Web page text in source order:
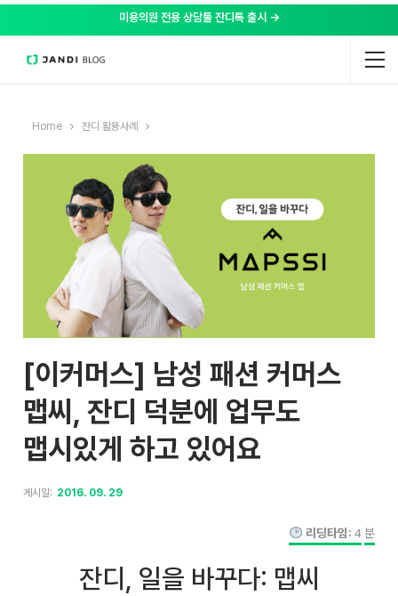
미용의원 전용 상담툴 잔디톡 출시 →
Home 잔디 활용사례
[이커머스] 남성 패션 커머스
맵씨, 잔디 덕분에 업무도
맵시있게 하고 있어요
게시일: 2016. 09. 29
리딩타임: 4 분
잔디, 일을 바꾸다: 맵씨